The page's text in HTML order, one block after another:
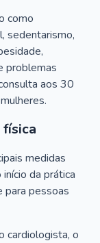
como
sedentarismo,
problemas
aos 30
medidas
da prática
para pessoas
cardiologista, o